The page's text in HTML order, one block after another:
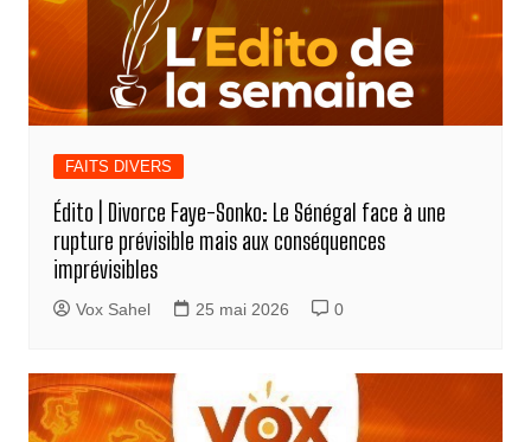
FAITS DIVERS
Édito | Divorce Faye-Sonko: Le Sénégal face à une
rupture prévisible mais aux conséquences
imprévisibles
Vox Sahel 25 mai 2026 0